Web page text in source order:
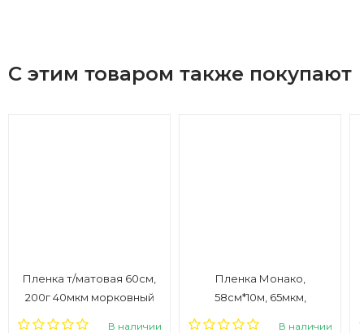
С этим товаром также покупают
Пленка т/матовая 60см,
200г 40мкм морковный
В наличии
Пленка Монако,
58см*10м, 65мкм,
фисташковый
В наличии